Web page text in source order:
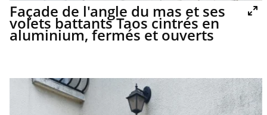
Façade de l'angle du mas et ses
volets battants Taos cintrés en
aluminium, fermés et ouverts